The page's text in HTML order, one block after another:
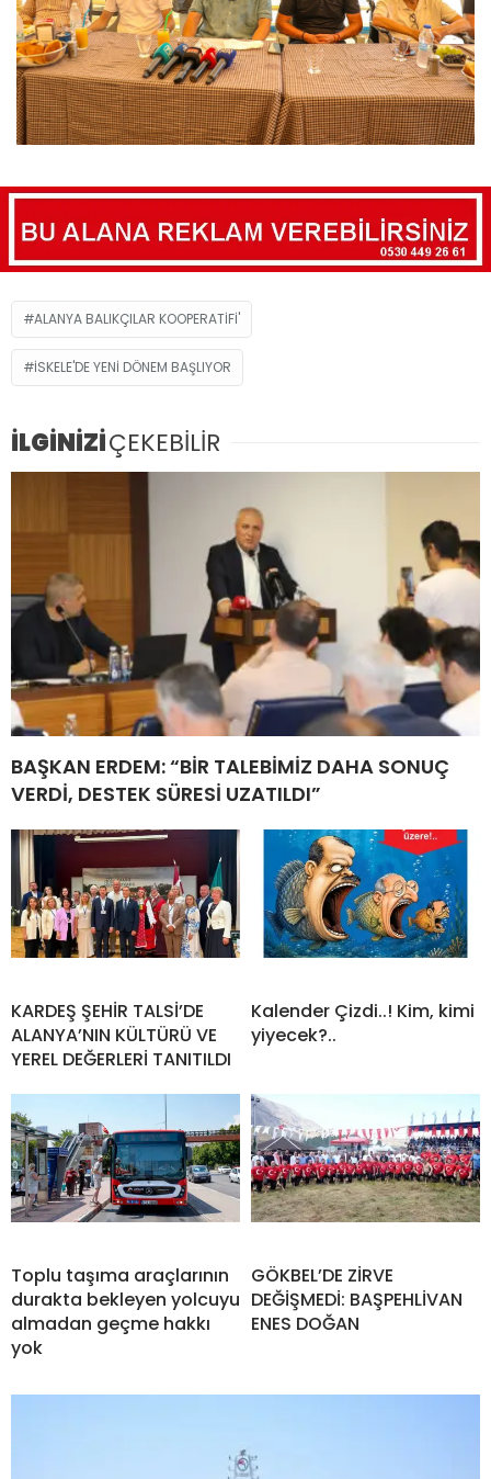
ALANYA BALIKÇILAR KOOPERATIFI'
İSKELE'DE YENİ DÖNEM BAŞLIYOR
İLGİNİZİÇEKEBİLİR
BAŞKAN ERDEM: “BİR TALEBİMİZ DAHA SONUÇ
VERDİ, DESTEK SÜRESİ UZATILDI”
KARDEŞ ŞEHİR TALSİ’DE
ALANYA’NIN KÜLTÜRÜ VE
YEREL DEĞERLERİ TANITILDI
Kalender Çizdi..! Kim, kimi
yiyecek?..
Toplu taşıma araçlarının
durakta bekleyen yolcuyu
almadan geçme hakkı
yok
GÖKBEL’DE ZİRVE
DEĞİŞMEDİ: BAŞPEHLİVAN
ENES DOĞAN